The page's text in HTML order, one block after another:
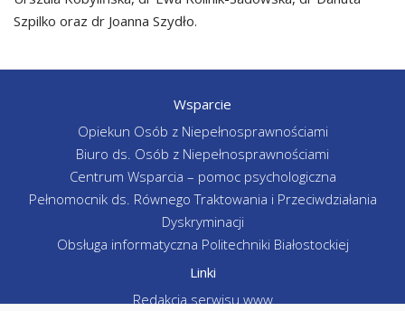
Szpilko oraz dr Joanna Szydło.
Wsparcie
Opiekun Osób z Niepełnosprawnościami
Biuro ds. Osób z Niepełnosprawnościami
Centrum Wsparcia – pomoc psychologiczna
Pełnomocnik ds. Równego Traktowania i Przeciwdziałania
Dyskryminacji
Obsługa informatyczna Politechniki Białostockiej
Linki
Redakcja serwisu www